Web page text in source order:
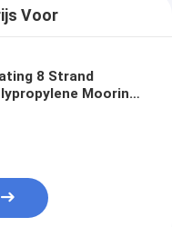
Voor
8 Strand
Mooring